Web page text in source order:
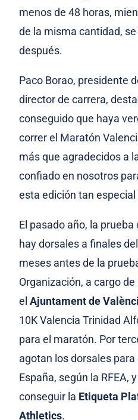
menos de 48 horas,
de la misma cantidad,
después.
Paco Borao, presidente
director de carrera,
conseguido que haya
correr el Maratón
más que agradecidos a
confiado en nosotros
esta edición tan especial
El pasado año, la
hay dorsales a finales
meses antes de la
Organización, a cargo
elAjuntament de
10K Valencia Trinidad
para el maratón. Por
agotan los dorsales
España, según la RFEA,
conseguir la Etiqueta
Athletics.